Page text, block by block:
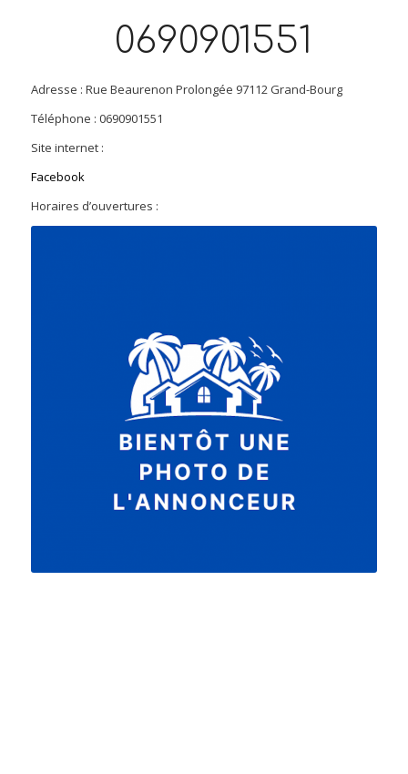
0690901551
Adresse : Rue Beaurenon Prolongée 97112 Grand-Bourg
Téléphone : 0690901551
Site internet :
Facebook
Horaires d’ouvertures :